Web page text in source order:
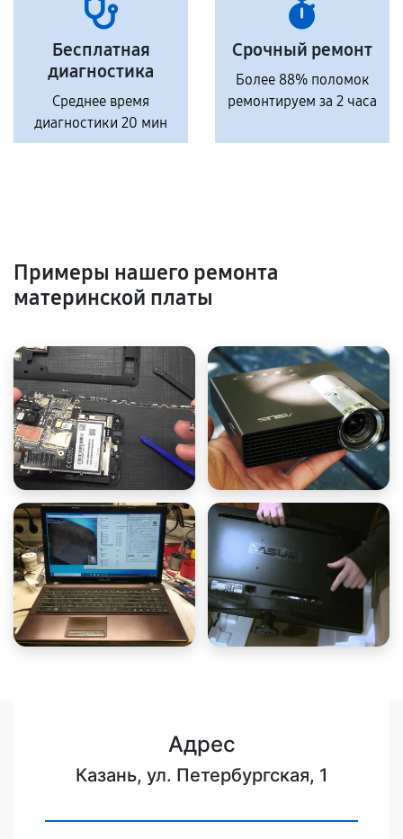
Бесплатная
диагностика
Среднее время
диагностики 20 мин
Срочный ремонт
Более 88% поломок
ремонтируем за 2 часа
Примеры нашего ремонта
материнской платы
Адрес
Казань, ул. Петербургская, 1